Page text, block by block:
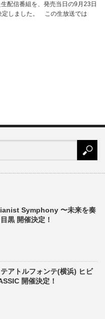
配信番組を、発売当日の9月23日
定しました。 この生放送では
Symphony 〜未来を奏
黒 開催決定！
アトルフォンテ(横浜) ヒビ
開催決定！